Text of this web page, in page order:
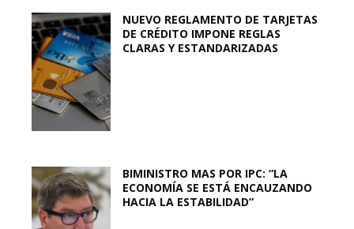
NUEVO REGLAMENTO DE TARJETAS
DE CRÉDITO IMPONE REGLAS
CLARAS Y ESTANDARIZADAS
BIMINISTRO MAS POR IPC: “LA
ECONOMÍA SE ESTÁ ENCAUZANDO
HACIA LA ESTABILIDAD”